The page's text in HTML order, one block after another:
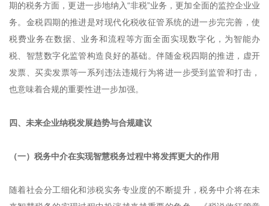
期的税务方面，更进一步地纳入“非税”业务，更加全面的监控企业业
务。金税四期的推进是对现代化税收征管系统的进一步完完善，使
税费业务在数据、业务和流程等方面全面实现数字化，为智能办
税、智慧数字化监管构造良好的基础。伴随金税四期的推进，虚开
发票、买卖发票等一系列违法违规行为将进一步受到监管和打击，
也意味着合规的重要性进一步加强。
四、未来企业纳税发展趋势与合规建议
（一）税务中介在实现智慧税务过程中将发挥更大的作用
随着社会分工细化和涉税实务专业度的不断提升，税务中介将在未